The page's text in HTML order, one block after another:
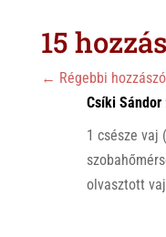
A
p
o
o
k
15
← Régebbi
Csíki Sándor
1 csésze vaj
olvasztott